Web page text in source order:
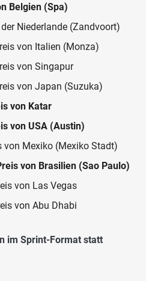
Belgien (Spa)
Niederlande (Zandvoort)
von Italien (Monza)
von Singapur
von Japan (Suzuka)
von Katar
von USA (Austin)
von Mexiko (Mexiko Stadt)
von Brasilien (Sao Paulo)
von Las Vegas
von Abu Dhabi
im Sprint-Format statt